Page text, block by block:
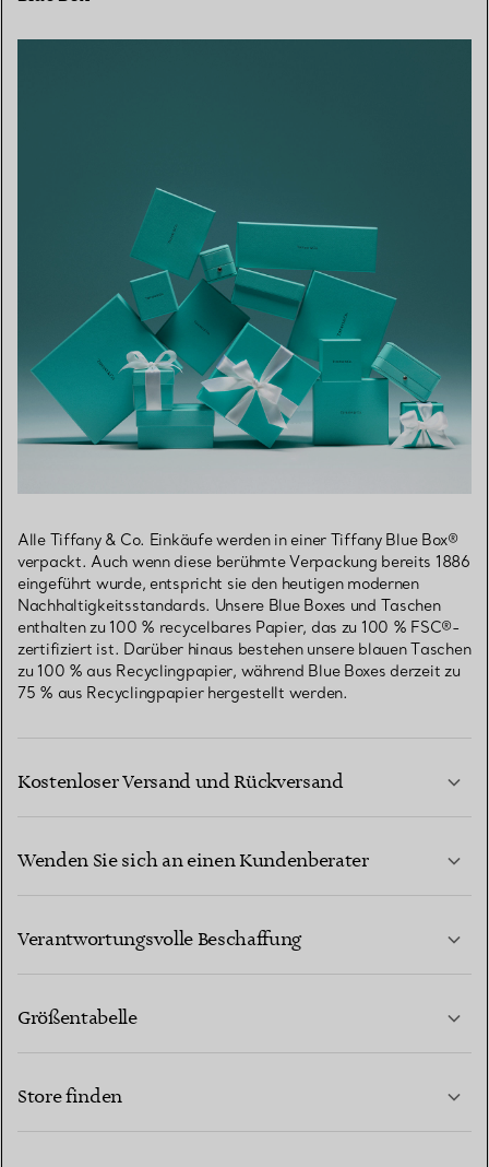
Alle Tiffany & Co. Einkäufe werden in einer Tiffany Blue Box®
verpackt. Auch wenn diese berühmte Verpackung bereits 1886
eingeführt wurde, entspricht sie den heutigen modernen
Nachhaltigkeitsstandards. Unsere Blue Boxes und Taschen
enthalten zu 100 % recycelbares Papier, das zu 100 % FSC®-
zertifiziert ist. Darüber hinaus bestehen unsere blauen Taschen
zu 100 % aus Recyclingpapier, während Blue Boxes derzeit zu
75 % aus Recyclingpapier hergestellt werden.
Kostenloser Versand und Rückversand
Wenden Sie sich an einen Kundenberater
Verantwortungsvolle Beschaffung
Größentabelle
Store finden